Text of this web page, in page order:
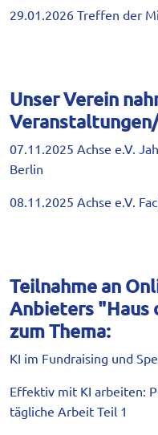
29.01.2026 Treffen der
Unser Verein
07.11.2025 Achse e.V.
Berlin
08.11.2025 Achse e.V.
Teilnahme an
Anbieters "Haus
zum Thema:
KI im Fundraising und
Effektiv mit KI arbeiten:
tägliche Arbeit Teil 1